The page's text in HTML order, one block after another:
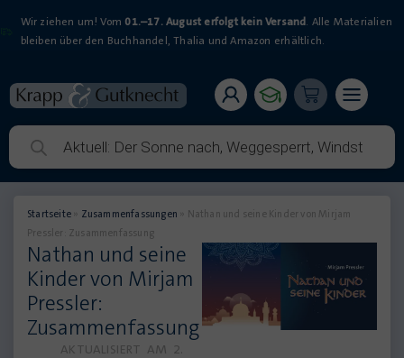
Wir ziehen um! Vom 01.–17. August erfolgt kein Versand. Alle Materialien
bleiben über den Buchhandel, Thalia und Amazon erhältlich.
Startseite » Zusammenfassungen » Nathan und seine Kinder von Mirjam
Pressler: Zusammenfassung
Nathan und seine
Kinder von Mirjam
Pressler:
Zusammenfassung
AKTUALISIERT AM 2.